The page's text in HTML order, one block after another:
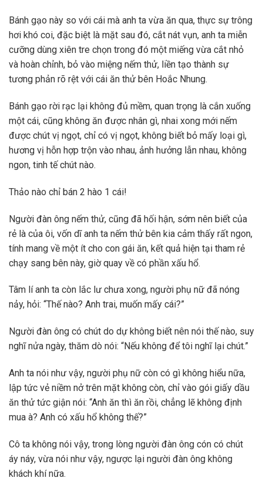
Bánh gạo này so với cái mà anh ta vừa ăn qua, thực sự trông
hơi khó coi, đặc biệt là mặt sau đó, cắt nát vụn, anh ta miễn
cưỡng dùng xiên tre chọn trong đó một miếng vừa cắt nhỏ
và hoàn chỉnh, bỏ vào miệng nếm thử, liền tạo thành sự
tương phản rõ rệt với cái ăn thử bên Hoắc Nhung.
Bánh gạo rời rạc lại không đủ mềm, quan trọng là cắn xuống
một cái, cũng không ăn được nhân gì, nhai xong mới nếm
được chút vị ngọt, chỉ có vị ngọt, không biết bỏ mấy loại gì,
hương vị hỗn hợp trộn vào nhau, ảnh hưởng lẫn nhau, không
ngon, tinh tế chút nào.
Thảo nào chỉ bán 2 hào 1 cái!
Người đàn ông nếm thử, cũng đã hối hận, sớm nên biết của
rẻ là của ôi, vốn dĩ anh ta nếm thử bên kia cảm thấy rất ngon,
tính mang về một ít cho con gái ăn, kết quả hiện tại tham rẻ
chạy sang bên này, giờ quay về có phần xấu hổ.
Tâm lí anh ta còn lắc lư chưa xong, người phụ nữ đã nóng
nảy, hỏi: “Thế nào? Anh trai, muốn mấy cái?”
Người đàn ông có chút do dự không biết nên nói thế nào, suy
nghĩ nửa ngày, thăm dò nói: “Nếu không để tôi nghĩ lại chút.”
Anh ta nói như vậy, người phụ nữ còn có gì không hiểu nữa,
lập tức vẻ niềm nở trên mặt không còn, chỉ vào gói giấy dầu
ăn thử tức giận nói: “Anh ăn thì ăn rồi, chẳng lẽ không định
mua à? Anh có xấu hổ không thế?”
Cô ta không nói vậy, trong lòng người đàn ông cón có chút
áy náy, vừa nói như vậy, ngược lại người đàn ông không
khách khí nữa.